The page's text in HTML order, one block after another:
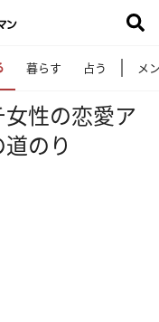
暮らす 占う メ
性の恋愛ア
のり